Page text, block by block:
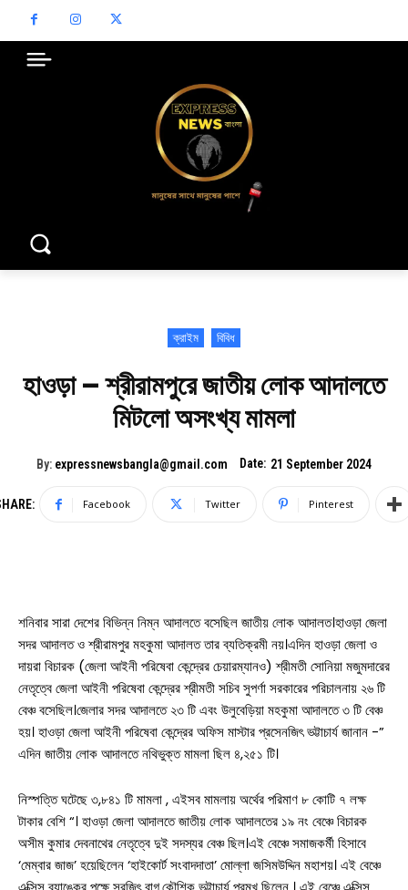
ক্রাইম বিবিধ
হাওড়া – শ্রীরামপুরে জাতীয় লোক আদালতে
মিটলো অসংখ্য মামলা
By: expressnewsbangla@gmail.com Date: 21 September 2024
Facebook Twitter Pinterest
শনিবার সারা দেশের বিভিন্ন নিম্ন আদালতে বসেছিল জাতীয় লোক আদালত।হাওড়া জেলা
সদর আদালত ও শ্রীরামপুর মহকুমা আদালত তার ব্যতিক্রমী নয়।এদিন হাওড়া জেলা ও
দায়রা বিচারক (জেলা আইনী পরিষেবা কেন্দ্রের চেয়ারম্যানও) শ্রীমতী সোনিয়া মজুমদারের
নেতৃত্বে জেলা আইনী পরিষেবা কেন্দ্রের শ্রীমতী সচিব সুপর্ণা সরকারের পরিচালনায় ২৬ টি
বেঞ্চ বসেছিল।জেলার সদর আদালতে ২৩ টি এবং উলুবেড়িয়া মহকুমা আদালতে ৩ টি বেঞ্চ
হয়। হাওড়া জেলা আইনী পরিষেবা কেন্দ্রের অফিস মাস্টার প্রসেনজিৎ ভট্টাচার্য জানান -”
এদিন জাতীয় লোক আদালতে নথিভুক্ত মামলা ছিল ৪,২৫১ টি।
নিস্পত্তি ঘটেছে ৩,৮৪১ টি মামলা , এইসব মামলায় অর্থের পরিমাণ ৮ কোটি ৭ লক্ষ
টাকার বেশি “। হাওড়া জেলা আদালতে জাতীয় লোক আদালতের ১৯ নং বেঞ্চে বিচারক
অসীম কুমার দেবনাথের নেতৃত্বে দুই সদস্যর বেঞ্চ ছিল।এই বেঞ্চে সমাজকর্মী হিসাবে
‘মেম্বার জাজ’ হয়েছিলেন ‘হাইকোর্ট সংবাদদাতা’ মোল্লা জসিমউদ্দিন মহাশয়। এই বেঞ্চে